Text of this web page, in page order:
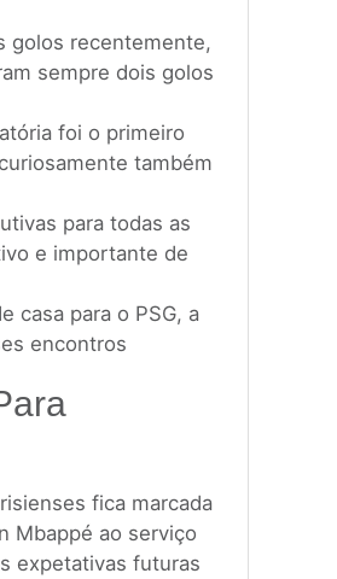
golos recentemente,
sempre dois golos
foi o primeiro
também
para todas as
e importante de
casa para o PSG, a
encontros
fica marcada
Mbappé ao serviço
expetativas futuras